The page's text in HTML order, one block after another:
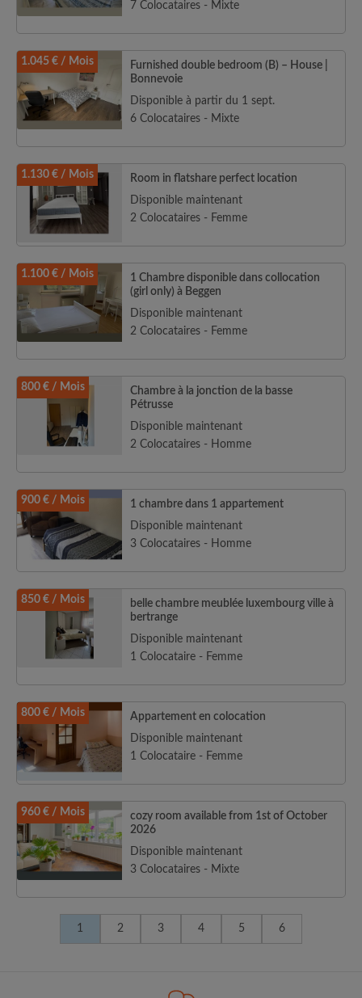
7 Colocataires - Mixte
1.045 € / Mois
Furnished double bedroom (B) – House |
Bonnevoie
Disponible à partir du 1 sept.
6 Colocataires - Mixte
1.130 € / Mois
Room in flatshare perfect location
Disponible maintenant
2 Colocataires - Femme
1.100 € / Mois
1 Chambre disponible dans collocation
(girl only) à Beggen
Disponible maintenant
2 Colocataires - Femme
800 € / Mois
Chambre à la jonction de la basse
Pétrusse
Disponible maintenant
2 Colocataires - Homme
900 € / Mois
1 chambre dans 1 appartement
Disponible maintenant
3 Colocataires - Homme
850 € / Mois
belle chambre meublée luxembourg ville à
bertrange
Disponible maintenant
1 Colocataire - Femme
800 € / Mois
Appartement en colocation
Disponible maintenant
1 Colocataire - Femme
960 € / Mois
cozy room available from 1st of October
2026
Disponible maintenant
3 Colocataires - Mixte
1 2 3 4 5 6